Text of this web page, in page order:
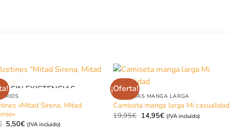
SIN EXISTENCIAS
«Mitad Sirena, Mitad
El
precio
5,50€El
precio
(IVA incluido)
¡Oferta!
CAMISETAS MANGA LARGA
Camiseta manga larga Mi casualidad
19,95€ El
precio
14,95€El
precio
(IVA incluido)